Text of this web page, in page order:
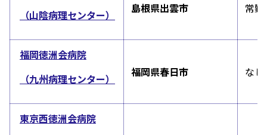
（山陰病理センター）
島根県出雲市 常
福岡徳洲会病院
（九州病理センター） 福岡県春日市 なし
東京西徳洲会病院